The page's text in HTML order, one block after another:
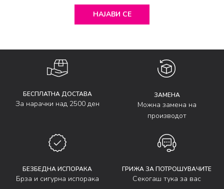
НАЈАВИ СЕ
БЕСПЛАТНА ДОСТАВА
За нарачки над 2500 ден
ЗАМЕНА
Можна замена на
производот
БЕЗБЕДНА ИСПОРАКА
Брза и сигурна испорака
ГРИЖА ЗА ПОТРОШУВАЧИТЕ
Секогаш тука за вас